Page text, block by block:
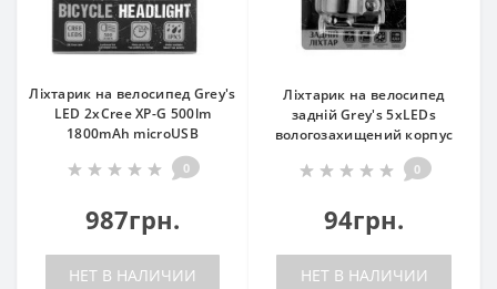
Ліхтарик на велосипед Grey's
LED 2xCree XP-G 500lm
1800mAh microUSB
0
987грн.
НЕТ В НАЛИЧИИ
Ліхтарик на велосипед
задній Grey's 5хLEDs
вологозахищений корпус
0
94грн.
НЕТ В НАЛИЧИИ